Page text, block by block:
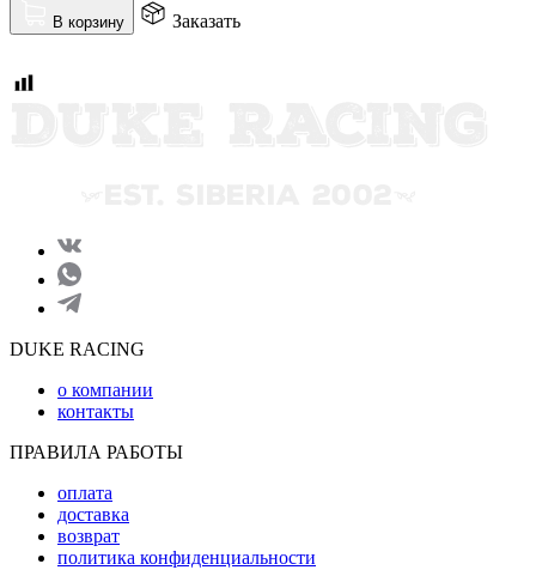
В корзину Заказать
DUKE RACING
о компании
контакты
ПРАВИЛА РАБОТЫ
оплата
доставка
возврат
политика конфиденциальности